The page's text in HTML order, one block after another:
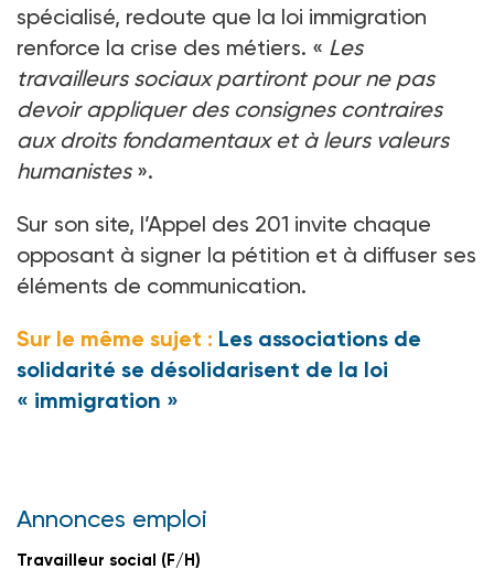
spécialisé, redoute que la loi immigration
renforce la crise des métiers. « Les
travailleurs sociaux partiront pour ne pas
devoir appliquer des consignes contraires
aux droits fondamentaux et à leurs valeurs
humanistes».
Sur son site, l’Appel des 201 invite chaque
opposant à signer la pétition et à diffuser ses
éléments de communication.
Sur le même sujet : Les associations de
solidarité se désolidarisent de la loi
« immigration »
Annonces emploi
Travailleur social (F/H)